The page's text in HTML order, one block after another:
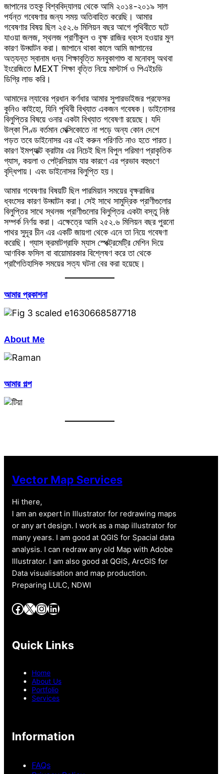
জাপানের তহকু বিশ্ববিদ্যালয় থেকে আমি ২০১৪-২০১৯ সাল
পর্যন্ত গবেষণার জন্য সময় অতিবাহিত করেছি। আমার
গবেষণার বিষয় ছিল ২৫২.৬ মিলিয়ন বছর আগে পৃথিবীতে ঘটে
যাওয়া জলজ, স্থলজ প্রাণীকুল ও বৃক্ষ রাজির ধ্বংস হওয়ার মুল
কারণ উদ্ঘাটন করা। জাপানে থাকা কালে আমি জাপানের
অত্যন্ত স্বানাম ধন্য শিক্ষাবৃত্তি মনবুকাগাশু বা মনোবসু অথবা
ইংরেজিতে MEXT শিক্ষা বৃত্তি নিয়ে মাস্টার্স ও পিএইচডি
ডিগ্রি লাভ করি।
আমাদের ল্যাবের প্রধান কর্ণধার আমার সুপারভাইজর প্রফেসর
কুনিও কাইহো, যিনি পৃথিবী বিখ্যাত একজন গবেষক। ডাইনোসর
বিলুপ্তির বিষয়ে ওনার একটা বিখ্যাত গবেষণা রয়েছে। যদি
উল্কা পিণ্ড বর্তমান মেক্সিকোতে না পড়ে অন্য কোন দেশে
পড়ত তবে ডাইনোসর এর এই করুন পরিণতি নাও হতে পারত।
কারণ ইমপ্যাক্ট ক্রাটার এর নিচেই ছিল বিপুল পরিমাণ প্রাকৃতিক
গ্যাস, কয়লা ও পেট্রলিয়াম যার কারণে এর প্রভাব বহুগুণে
বৃদ্ধিপায়। এবং ডাইনোসর বিলুপ্তি হয়।
আমার গবেষণার বিষয়টি ছিল পারমিয়ান সময়ের বৃক্ষরাজির
ধ্বংসের কারণ উদ্ঘাটন করা। সেই সাথে সামুদ্রিক প্রাণীগুলোর
বিলুপ্তির সাথে স্থলজ প্রাণীগুলোর বিলুপ্তির একটা বস্তু নিষ্ঠ
সম্পর্ক নির্ণয় করা। এক্ষেত্রে আমি ২৫২.৬ মিলিয়ন বছর পুরনো
পাথর সুদূর চীন এর একটি জায়গা থেকে এনে তা নিয়ে গবেষণা
করেছি। গ্যাস ক্রমাটগ্রাফি ম্যাস স্পেক্ট্রমেট্রি মেশিন দিয়ে
আণবিক ফসিল বা বায়োমারকার বিশ্লেষণ করে তা থেকে
প্রাগৈতিহাসিক সময়ের সত্য ঘটনা বের করা হয়েছে।
আমার প্রকাশনা
About Me
আমার গল্প
Vector Map Services
Hi there,
I am an expert in Illustrator for redrawing maps
or any art design. I work as a map illustrator for
many years. I am good at QGIS for Spacial data
analysis. I can redraw any old Map with Adobe
Illustrator. I am also good at QGIS, ArcGIS for
Data visualisation and map production.
Preparing LULC, NDWI
Facebook X InstagramLinkedIn
Quick Links
Home
About Us
Portfolio
Services
Information
FAQs